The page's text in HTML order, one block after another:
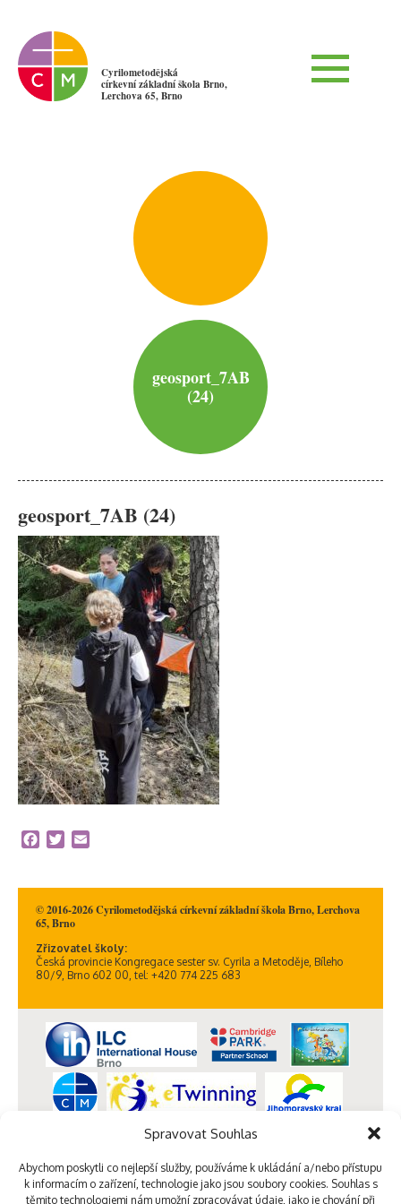
Spravovat Souhlas
Abychom poskytli co nejlepší služby, používáme k ukládání a/nebo přístupu
k informacím o zařízení, technologie jako jsou soubory cookies. Souhlas s
těmito technologiemi nám umožní zpracovávat údaje, jako je chování při
Cyrilometodějská
církevní základní škola Brno,
Lerchova 65, Brno
geosport_7AB
(24)
geosport_7AB (24)
Facebook
Twitter
© 2016-2026 Cyrilometodějská církevní základní škola Brno, Lerchova
65, Brno
Zřizovatel školy:
Česká provincie Kongregace sester sv. Cyrila a Metoděje, Bíleho
80/9, Brno 602 00, tel: +420 774 225 683